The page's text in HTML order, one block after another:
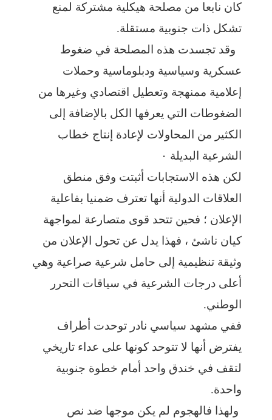
كان نابعا من مصلحة هيكلية مشتركة لمنع
تشكل ذات جنوبية مستقلة.
وقد تجسدت هذه المصلحة في ضغوط
عسكرية وسياسية ودبلوماسية وحملات
إعلامية ممنهجة وتعطيل اقتصادي وغيرها من
الضغوطات التي يعرفها الكل بالإضافة إلى
الكثير من المحاولات لإعادة إنتاج خطاب
الشرعية البديلة ٠
لكن هذه الاستجابات أثبتت وفق منطق
العلاقات الدولية أنها تعترف ضمنيا بفاعلية
الإعلان ؛ فحين تتحد قوى متصارعة لمواجهة
كيان ناشئ ، فهذا يدل عن تحول الإعلان من
وثيقة تنظيمية إلى حامل شرعية صراعية وهي
أعلى درجات الشرعية في سياقات التحرر
الوطني.
ففي مشهد سياسي نادر توحدت أطراف
يفترض أنها لا تتوحد كونها على عداء تاريخي
لتقف في خندق واحد أمام خطوة جنوبية
واحدة.
ولهذا فالهجوم لم يكن موجها ضد نص